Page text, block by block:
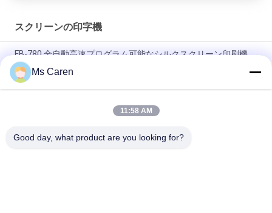
スクリーンの印字機
FB-780 全自動高速プログラム可能なシルクスクリーン印刷機
GJ6040 Single Color Automatic Silk Screen Printing Scraper
Machine with 400x600mm Print Area for Paper Industry Use
PRY-800A 全自動スポットUV固化停止シリンダー シルクスクリ
Ms Caren
11:58 AM
Good day, what product are you looking for?